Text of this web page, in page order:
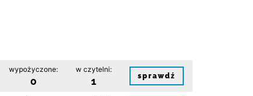
wypożyczone:
0
w czytelni:
1 sprawdź